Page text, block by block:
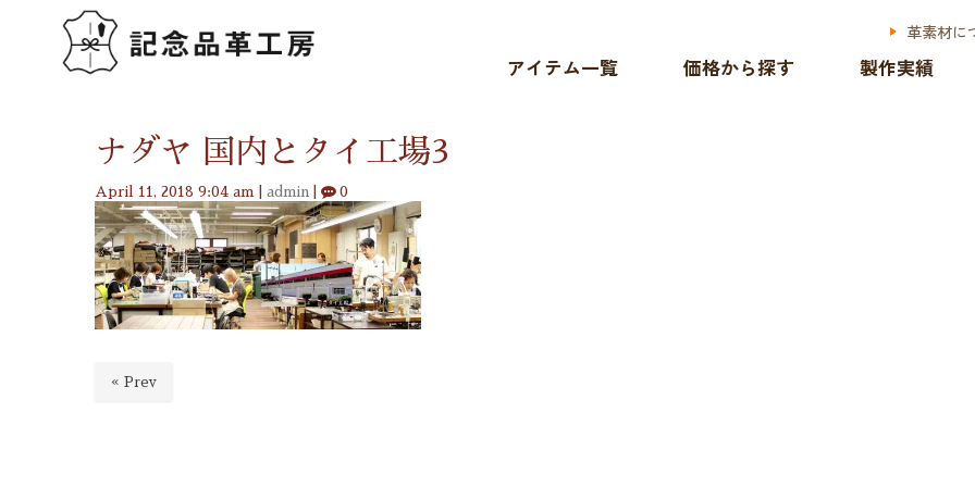
アイテム一覧 価格から探す 製作実績
革素材に
ナダヤ 国内とタイ工場3
April 11, 2018 9:04 am admin 0
« Prev